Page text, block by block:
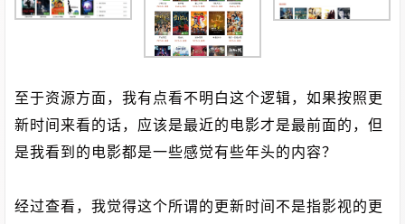
至于资源方面，我有点看不明白这个逻辑，如果按照更
新时间来看的话，应该是最近的电影才是最前面的，但
是我看到的电影都是一些感觉有些年头的内容？
经过查看，我觉得这个所谓的更新时间不是指影视的更